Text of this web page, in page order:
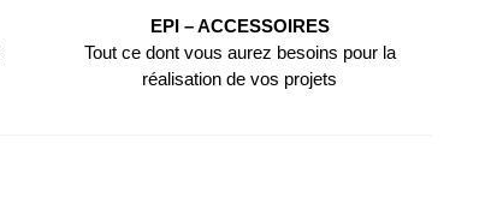
EPI – ACCESSOIRES
Tout ce dont vous aurez besoins pour la
réalisation de vos projets